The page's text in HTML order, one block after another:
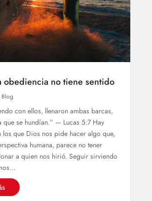
obediencia no tiene sentido
Blog
con ellos, llenaron ambas barcas,
que se hundían.” — Lucas 5:7 Hay
los que Dios nos pide hacer algo que,
humana, parece no tener
a quien nos hirió. ⁠Seguir sirviendo